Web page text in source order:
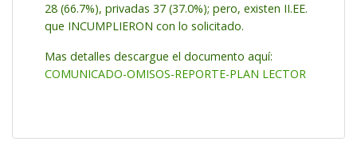
28 (66.7%), privadas 37 (37.0%); pero, existen II.EE.
que INCUMPLIERON con lo solicitado.
Mas detalles descargue el documento aquí:
COMUNICADO-OMISOS-REPORTE-PLAN LECTOR